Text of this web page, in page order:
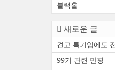
블랙홀
새로운 글
99기 관련 만평